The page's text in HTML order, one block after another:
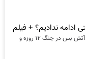
وزیر امورخارجه در برنامه «ماجرای جنگ» درباره برقراری آتش بس در جنگ ۱۲ روزه و